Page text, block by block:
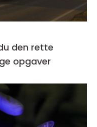
den rette
opgaver